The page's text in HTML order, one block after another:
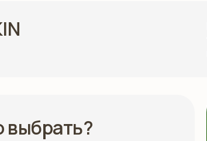
выбрать?